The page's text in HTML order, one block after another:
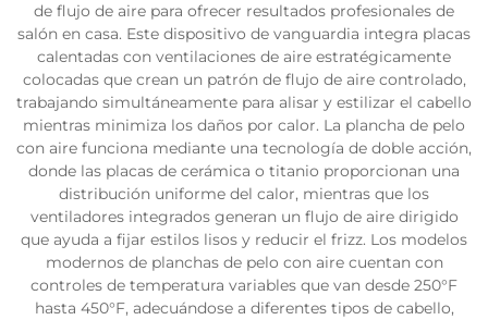
de flujo de aire para ofrecer resultados profesionales de
salón en casa. Este dispositivo de vanguardia integra placas
calentadas con ventilaciones de aire estratégicamente
colocadas que crean un patrón de flujo de aire controlado,
trabajando simultáneamente para alisar y estilizar el cabello
mientras minimiza los daños por calor. La plancha de pelo
con aire funciona mediante una tecnología de doble acción,
donde las placas de cerámica o titanio proporcionan una
distribución uniforme del calor, mientras que los
ventiladores integrados generan un flujo de aire dirigido
que ayuda a fijar estilos lisos y reducir el frizz. Los modelos
modernos de planchas de pelo con aire cuentan con
controles de temperatura variables que van desde 250°F
hasta 450°F, adecuándose a diferentes tipos de cabello,